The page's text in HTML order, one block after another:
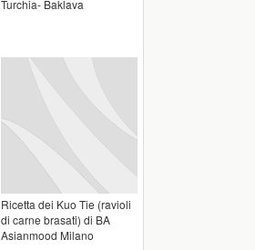
Turchia- Baklava
Ricetta dei Kuo Tie (ravioli
di carne brasati) di BA
Asianmood Milano